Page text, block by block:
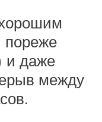
и даже
между